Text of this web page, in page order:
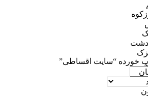
خورده “سایت اقساطی”